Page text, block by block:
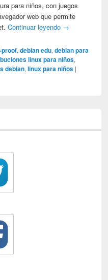
para niños, con juegos
web que permite
Continuar leyendo →
proof,debian edu,debian para
linux para niños,
debian,linux para niños |